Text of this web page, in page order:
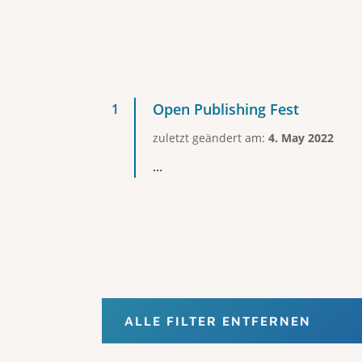
Open Publishing Fest
zuletzt geändert am: 4. May 2022
...
ALLE FILTER ENTFERNEN